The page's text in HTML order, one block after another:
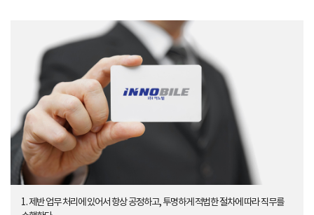
1. 제반 업무 처리에 있어서 항상 공정하고, 투명하게 적법한 절차에 따라 직무를